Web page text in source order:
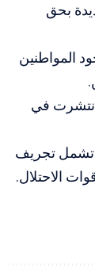
بحق
المواطنين
في
تشمل تجريف
الاحتلال.